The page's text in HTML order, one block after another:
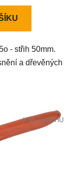
- střih 50mm.
a dřevěných
Kód:3105/HU